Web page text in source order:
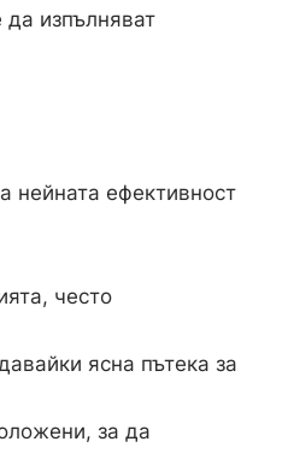
да изпълняват
нейната ефективност
често
ясна пътека за
за да